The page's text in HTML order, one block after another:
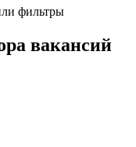
фильтры
вакансий